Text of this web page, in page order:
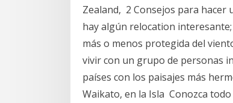
Zealand, 2 Consejos para
hay algún relocation
más o menos protegida del
vivir con un grupo de personas
países con los paisajes más
Waikato, en la Isla Conozca